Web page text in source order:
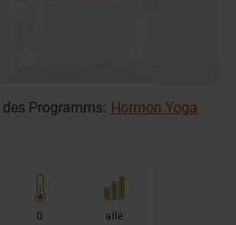
Programms: Hormon Yoga
0 alle